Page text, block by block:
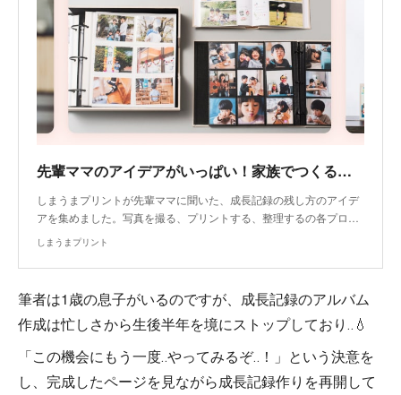
先輩ママのアイデアがいっぱい！家族でつくる成長記録｜写真プリントはしまうまプリント
しまうまプリントが先輩ママに聞いた、成長記録の残し方のアイデ
アを集めました。写真を撮る、プリントする、整理するの各プロ…
しまうまプリント
筆者は1歳の息子がいるのですが、成長記録のアルバム
作成は忙しさから生後半年を境にストップしており‥💧
「この機会にもう一度‥やってみるぞ‥！」という決意を
し、完成したページを見ながら成長記録作りを再開して